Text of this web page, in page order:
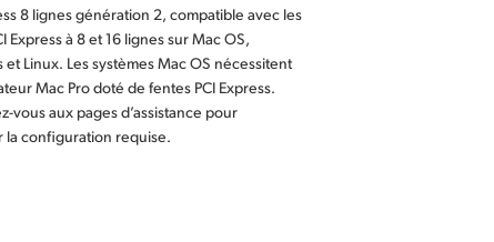
8 lignes génération 2, compatible avec les
Express à 8 et 16 lignes sur Mac OS,
et Linux. Les systèmes Mac OS nécessitent
Mac Pro doté de fentes PCI Express.
vous aux pages d’assistance pour
la configuration requise.